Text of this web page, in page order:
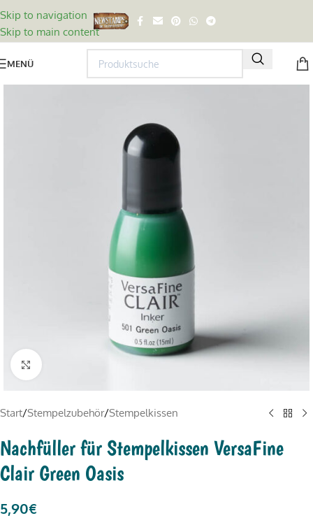
Skip to navigation
Skip to main content
MENÜ
Click to enlarge
Start/Stempelzubehör/Stempelkissen
Nachfüller für Stempelkissen VersaFine
Clair Green Oasis
5,90€